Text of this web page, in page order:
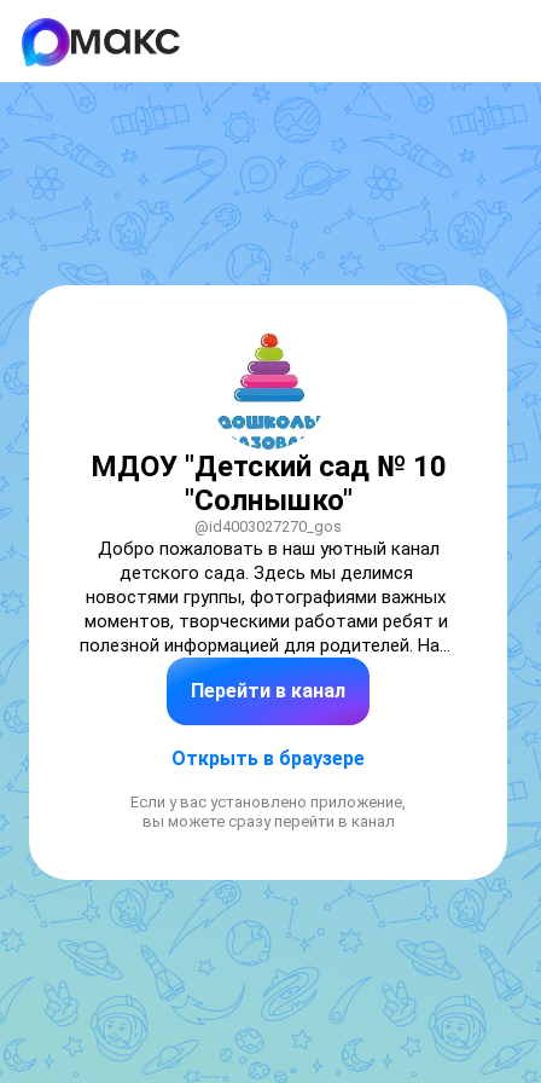
МДОУ "Детский сад № 10
"Солнышко"
@id4003027270_gos
Добро пожаловать в наш уютный канал
детского сада. Здесь мы делимся
новостями группы, фотографиями важных
моментов, творческими работами ребят и
полезной информацией для родителей. Наш
сайт: https://ds-solnishko.kinderedu.ru
Перейти в канал
Открыть в браузере
Если у вас установлено приложение,
вы можете сразу перейти в канал